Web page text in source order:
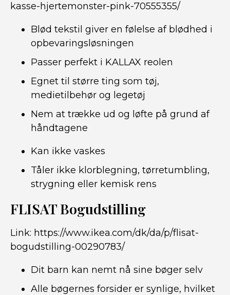
kasse-hjertemonster-pink-70555355/
Blød tekstil giver en følelse af blødhed i
opbevaringsløsningen
Passer perfekt i KALLAX reolen
Egnet til større ting som tøj,
medietilbehør og legetøj
Nem at trække ud og løfte på grund af
håndtagene
Kan ikke vaskes
Tåler ikke klorblegning, tørretumbling,
strygning eller kemisk rens
FLISAT Bogudstilling
Link: https://www.ikea.com/dk/da/p/flisat-
bogudstilling-00290783/
Dit barn kan nemt nå sine bøger selv
Alle bøgernes forsider er synlige, hvilket